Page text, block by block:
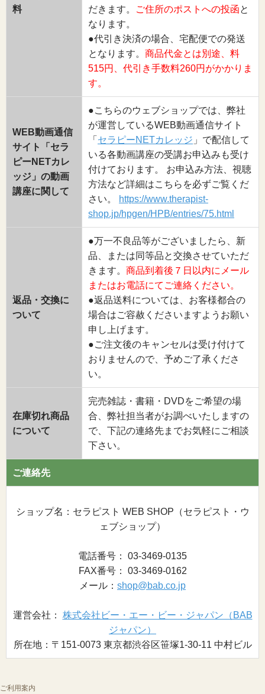
料
だきます。
ご住所のポストへの投函と
なります。
●代引き決済の場合、宅配便での発送
となります。 商品代金とは別途、料
515円、代引き手数料260円がかかりま
す。
WEB動画通信
サイト「セラ
ピーNETカレ
ッジ」の動画
講座に関して
●こちらのウェブショップでは、弊社
が運営しているWEB動画通信サイト
「 セラピーNETカレッジ 」で配信して
いる各動画講座の受講お申込みも受け
付けております。 お申込み方法、視聴
方法など詳細はこちらを必ずご覧くだ
さい。
https://www.therapist-
shop.jp/hpgen/HPB/entries/75.html
返品・交換に
ついて
●万一不良品等がございましたら、新
品、または同等品と交換させていただ
きます。 商品到着後７日以内にメール
またはお電話にてご連絡ください。
●返品送料については、お客様都合の
場合はご容赦くださいますようお願い
申し上げます。
●ご注文後のキャンセルは受け付けて
おりませんので、予めご了承くださ
い。
在庫切れ商品
について
完売雑誌・書籍・DVDをご希望の場
合、弊社担当者がお調べいたしますの
で、下記の連絡先までお気軽にご相談
下さい。
ご連絡先
ショップ名：セラピスト WEB SHOP（セラピスト・ウ
ェブショップ）
電話番号： 03-3469-0135
FAX番号： 03-3469-0162
メール： shop@bab.co.jp
運営会社： 株式会社ビー・エー・ビー・ジャパン（BAB
ジャパン）
所在地：〒151-0073 東京都渋谷区笹塚1-30-11 中村ビル
ご利用案内